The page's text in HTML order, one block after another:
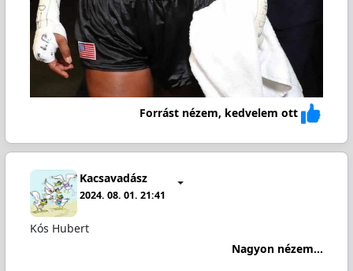
Forrást nézem, kedvelem ott
Kacsavadász
2024. 08. 01. 21:41
Kós Hubert
Nagyon nézem...